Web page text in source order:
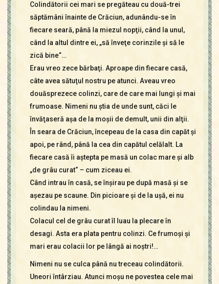
Colindătorii cei mari se pregăteau cu două-trei
săptămâni înainte de Crăciun, adunându-se în
fiecare seară, până la miezul nopţii, când la unul,
când la altul dintre ei, „să înveţe corinzile şi să le
zică bine“…
Erau vreo zece bărbaţi. Aproape din fiecare casă,
câte avea sătuţul nostru pe atunci. Aveau vreo
douăsprezece colinzi, care de care mai lungi şi mai
frumoase. Nimeni nu ştia de unde sunt, căci le
învăţaseră aşa de la moşii de demult, unii din alţii.
În seara de Crăciun, începeau de la casa din capăt şi
apoi, pe rând, până la cea din capătul celălalt. La
fiecare casă îi aştepta pe masă un colac mare şi alb
„de grâu curat“ – cum ziceau ei.
Când intrau în casă, se înşirau pe după masă şi se
aşezau pe scaune. Din picioare şi de la uşă, ei nu
colindau la nimeni.
Colacul cel de grâu curat îl luau la plecare în
desagi. Asta era plata pentru colinzi. Ce frumoşi şi
mari erau colacii lor pe lângă ai noştri!…
Nimeni nu se culca până nu treceau colindătorii.
Uneori întârziau. Atunci moşu ne povestea cele mai